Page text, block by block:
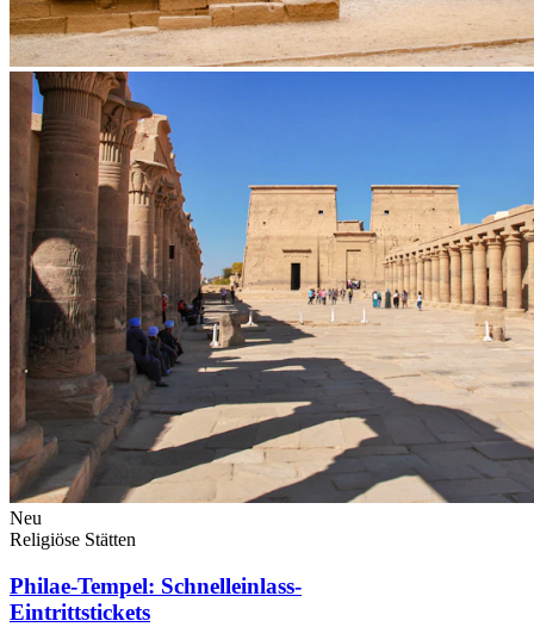
Neu
Religiöse Stätten
Philae-Tempel: Schnelleinlass-
Eintrittstickets